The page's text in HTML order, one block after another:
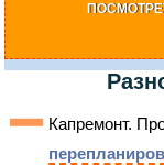
Капремонт.